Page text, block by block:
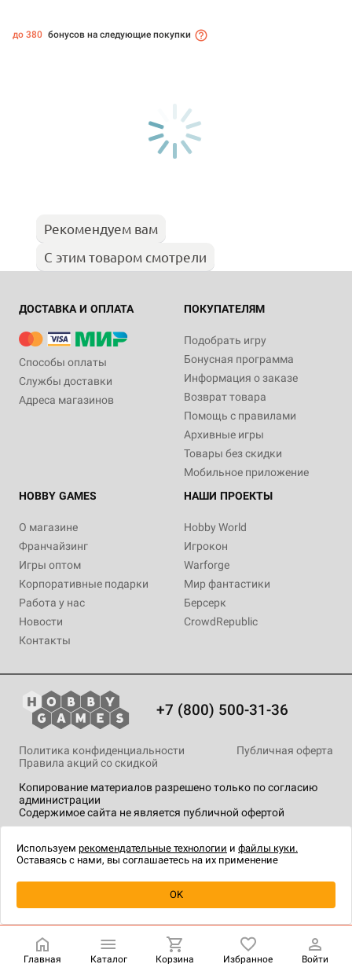
до 380 бонусов на следующие покупки
Рекомендуем вам
С этим товаром смотрели
ДОСТАВКА И ОПЛАТА
Способы оплаты
Службы доставки
Адреса магазинов
ПОКУПАТЕЛЯМ
Подобрать игру
Бонусная программа
Информация о заказе
Возврат товара
Помощь с правилами
Архивные игры
Товары без скидки
Мобильное приложение
HOBBY GAMES
О магазине
Франчайзинг
Игры оптом
Корпоративные подарки
Работа у нас
Новости
Контакты
НАШИ ПРОЕКТЫ
Hobby World
Игрокон
Warforge
Мир фантастики
Берсерк
CrowdRepublic
+7 (800) 500-31-36
Копирование материалов разрешено только по согласию
администрации
Содержимое сайта не является публичной офертой
Политика конфиденциальности
Публичная оферта
Правила акций со скидкой
технологии.
Главная Каталог Корзина Избранное Войти
Используем рекомендательные технологии и файлы куки.
Оставаясь с нами, вы соглашаетесь на их применение
OK